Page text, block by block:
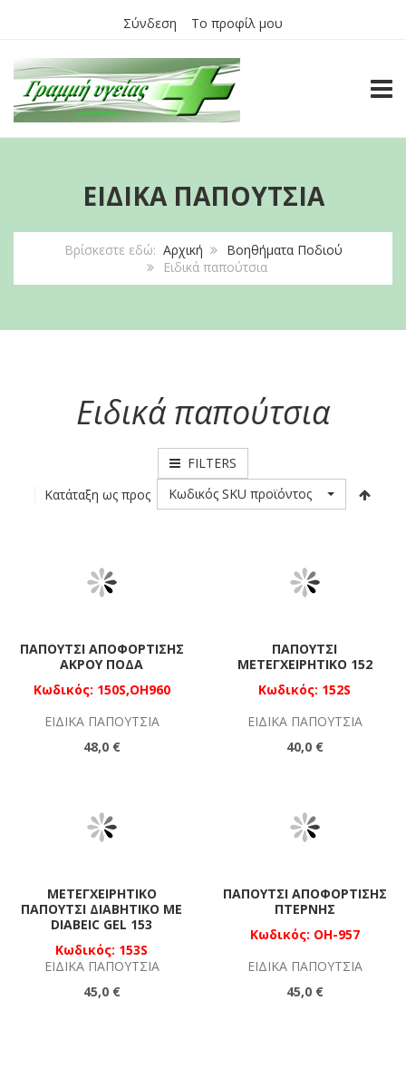
Σύνδεση Το προφίλ μου
ΕΙΔΙΚΆ ΠΑΠΟΎΤΣΙΑ
Βρίσκεστε εδώ: Αρχική
Βοηθήματα Ποδιού
Ειδικά παπούτσια
Ειδικά παπούτσια
FILTERS
Κατάταξη ως προς
Κωδικός SKU προϊόντος
ΠΑΠΟΎΤΣΙ ΑΠΟΦΌΡΤΙΣΗΣ
ΆΚΡΟΥ ΠΌΔΑ
Κωδικός: 150S,OH960
ΕΙΔΙΚΆ ΠΑΠΟΎΤΣΙΑ
48,0 €
ΠΑΠΟΎΤΣΙ
ΜΕΤΕΓΧΕΙΡΗΤΙΚΌ 152
Κωδικός: 152S
ΕΙΔΙΚΆ ΠΑΠΟΎΤΣΙΑ
40,0 €
ΜΕΤΕΓΧΕΙΡΗΤΙΚΌ
ΠΑΠΟΎΤΣΙ ΔΙΑΒΗΤΙΚΌ ΜΕ
DIABEIC GEL 153
Κωδικός: 153S
ΕΙΔΙΚΆ ΠΑΠΟΎΤΣΙΑ
45,0 €
ΠΑΠΟΎΤΣΙ ΑΠΟΦΌΡΤΙΣΗΣ
ΠΤΈΡΝΗΣ
Κωδικός: OH-957
ΕΙΔΙΚΆ ΠΑΠΟΎΤΣΙΑ
45,0 €